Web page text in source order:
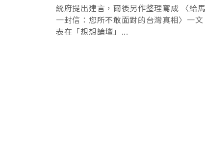
統府提出建言，爾後另作整理寫成 〈給
一封信：您所不敢面對的台灣真相〉一
表在「想想論壇」...